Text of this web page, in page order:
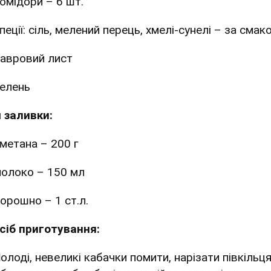
сіль, мелений перець, хмелі-сунелі – за
лист
– 200 г
– 150 мл
– 1 ст.л.
приготування:
невеликі кабачки помити, нарізати